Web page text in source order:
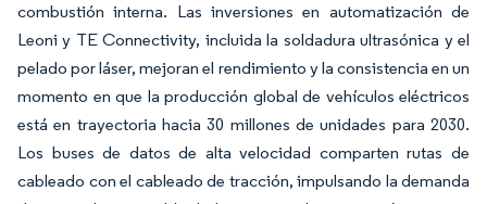
combustión interna. Las inversiones en automatización de
Leoni y TE Connectivity, incluida la soldadura ultrasónica y el
pelado por láser, mejoran el rendimiento y la consistencia en un
momento en que la producción global de vehículos eléctricos
está en trayectoria hacia 30 millones de unidades para 2030.
Los buses de datos de alta velocidad comparten rutas de
cableado con el cableado de tracción, impulsando la demanda